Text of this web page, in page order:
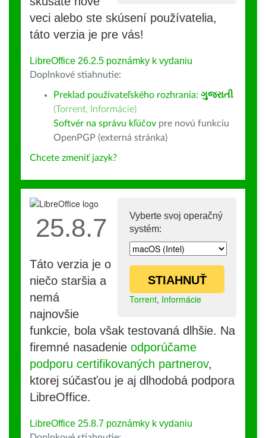
veci alebo ste skúsení používatelia,
táto verzia je pre vás!
LibreOffice 26.2.5 poznámky k vydaniu
Doplnkové stiahnutie:
Preklad používateľského rozhrania: ગુજરાતી
(Torrent, Informácie)
Softvér na správu kľúčov pre novú funkciu
OpenPGP (externá stránka)
Chcete zmeniť jazyk?
Vyberte svoj operačný
systém:
STIAHNUŤ
Torrent, Informácie
25.8.7
Táto verzia je o
niečo staršia a
nemá
najnovšie
funkcie, bola však testovaná dlhšie. Na
firemné nasadenie odporúčame
podporu certifikovaných partnerov,
ktorej súčasťou je aj dlhodobá podpora
LibreOffice.
LibreOffice 25.8.7 poznámky k vydaniu